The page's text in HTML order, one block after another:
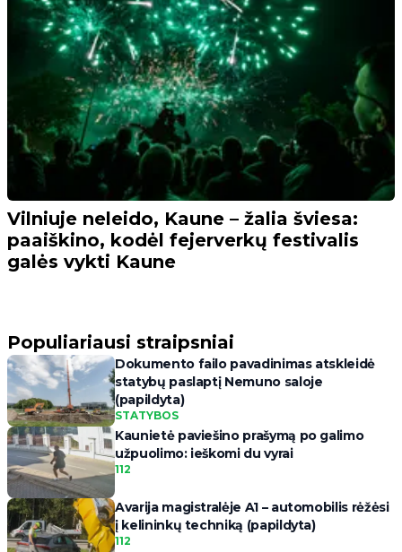
Vilniuje neleido, Kaune – žalia šviesa:
paaiškino, kodėl fejerverkų festivalis
galės vykti Kaune
Populiariausi straipsniai
Dokumento failo pavadinimas atskleidė
statybų paslaptį Nemuno saloje
(papildyta)
STATYBOS
Kaunietė paviešino prašymą po galimo
užpuolimo: ieškomi du vyrai
112
Avarija magistralėje A1 – automobilis rėžėsi
į kelininkų techniką (papildyta)
112